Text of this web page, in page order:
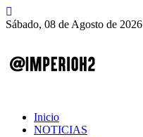
Sábado, 08 de Agosto de 2026
Inicio
NOTICIAS